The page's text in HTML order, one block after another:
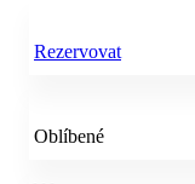
Rezervovat
Oblíbené